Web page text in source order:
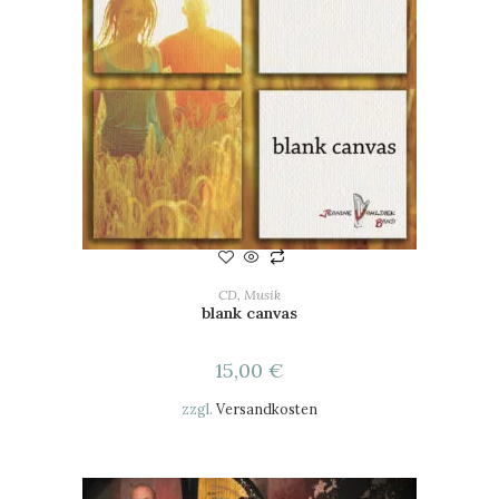
IN DEN WARENKORB
CD Musik
blank canvas
15,00 €
zzgl. Versandkosten